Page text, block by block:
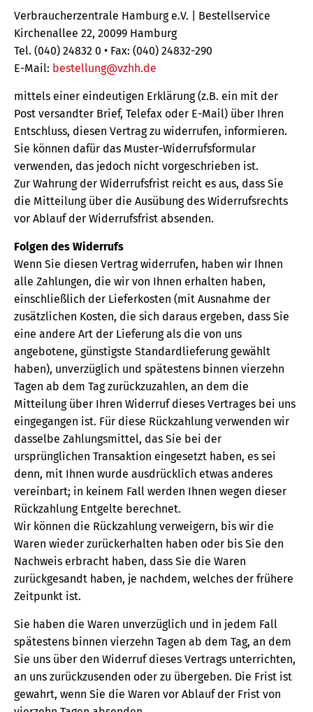
Verbraucherzentrale Hamburg e.V. | Bestellservice
Kirchenallee 22, 20099 Hamburg
Tel. (040) 24832 0 • Fax: (040) 24832-290
E-Mail: bestellung@vzhh.de
mittels einer eindeutigen Erklärung (z.B. ein mit der
Post versandter Brief, Telefax oder E-Mail) über Ihren
Entschluss, diesen Vertrag zu widerrufen, informieren.
Sie können dafür das Muster-Widerrufsformular
verwenden, das jedoch nicht vorgeschrieben ist.
Zur Wahrung der Widerrufsfrist reicht es aus, dass Sie
die Mitteilung über die Ausübung des Widerrufsrechts
vor Ablauf der Widerrufsfrist absenden.
Folgen des Widerrufs
Wenn Sie diesen Vertrag widerrufen, haben wir Ihnen
alle Zahlungen, die wir von Ihnen erhalten haben,
einschließlich der Lieferkosten (mit Ausnahme der
zusätzlichen Kosten, die sich daraus ergeben, dass Sie
eine andere Art der Lieferung als die von uns
angebotene, günstigste Standardlieferung gewählt
haben), unverzüglich und spätestens binnen vierzehn
Tagen ab dem Tag zurückzuzahlen, an dem die
Mitteilung über Ihren Widerruf dieses Vertrages bei uns
eingegangen ist. Für diese Rückzahlung verwenden wir
dasselbe Zahlungsmittel, das Sie bei der
ursprünglichen Transaktion eingesetzt haben, es sei
denn, mit Ihnen wurde ausdrücklich etwas anderes
vereinbart; in keinem Fall werden Ihnen wegen dieser
Rückzahlung Entgelte berechnet.
Wir können die Rückzahlung verweigern, bis wir die
Waren wieder zurückerhalten haben oder bis Sie den
Nachweis erbracht haben, dass Sie die Waren
zurückgesandt haben, je nachdem, welches der frühere
Zeitpunkt ist.
Sie haben die Waren unverzüglich und in jedem Fall
spätestens binnen vierzehn Tagen ab dem Tag, an dem
Sie uns über den Widerruf dieses Vertrags unterrichten,
an uns zurückzusenden oder zu übergeben. Die Frist ist
gewahrt, wenn Sie die Waren vor Ablauf der Frist von